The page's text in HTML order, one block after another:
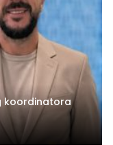
koordinatora